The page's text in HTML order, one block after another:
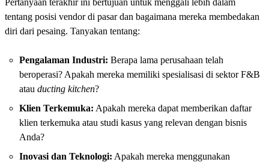
Pertanyaan terakhir ini bertujuan untuk menggali lebih dalam
tentang posisi vendor di pasar dan bagaimana mereka membedakan
diri dari pesaing. Tanyakan tentang:
Pengalaman Industri: Berapa lama perusahaan telah
beroperasi? Apakah mereka memiliki spesialisasi di sektor F&B
atau ducting kitchen?
Klien Terkemuka: Apakah mereka dapat memberikan daftar
klien terkemuka atau studi kasus yang relevan dengan bisnis
Anda?
Inovasi dan Teknologi: Apakah mereka menggunakan